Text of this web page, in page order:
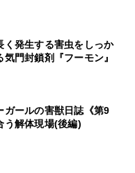
く発生する害虫をしっか
門封鎖剤『フーモン』
ガールの害獣日誌《第9
う解体現場(後編)